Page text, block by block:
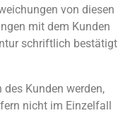
von diesen
mit dem Kunden
schriftlich bestätigt
Kunden werden,
nicht im Einzelfall